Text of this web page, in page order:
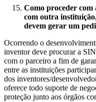
Como proceder com
com outra
devem gerar um
Ocorrendo o
inventor deve procurar a
com o parceiro a fim de
entre as instituições
dos inventores/
oferece todo suporte de
proteção junto aos órgãos